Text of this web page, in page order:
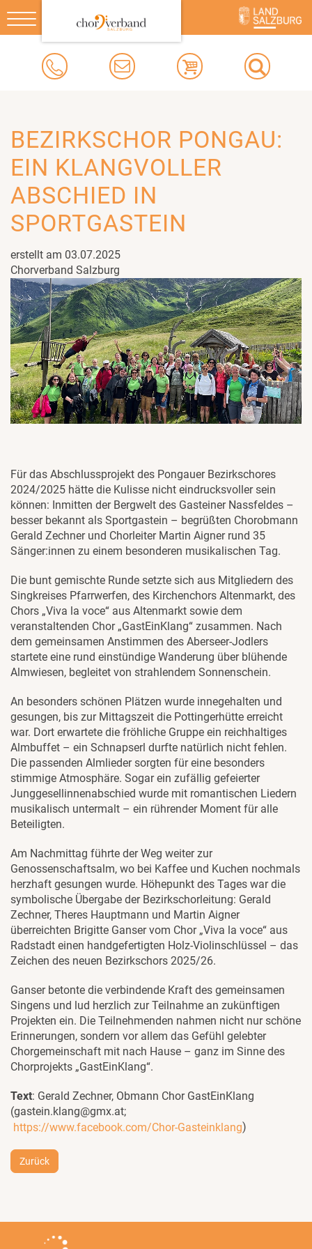
Toggle
navigation
BEZIRKSCHOR PONGAU:
EIN KLANGVOLLER
ABSCHIED IN
SPORTGASTEIN
erstellt am 03.07.2025
Chorverband Salzburg
Für das Abschlussprojekt des Pongauer Bezirkschores
2024/2025 hätte die Kulisse nicht eindrucksvoller sein
können: Inmitten der Bergwelt des Gasteiner Nassfeldes –
besser bekannt als Sportgastein – begrüßten Chorobmann
Gerald Zechner und Chorleiter Martin Aigner rund 35
Sänger:innen zu einem besonderen musikalischen Tag.
Die bunt gemischte Runde setzte sich aus Mitgliedern des
Singkreises Pfarrwerfen, des Kirchenchors Altenmarkt, des
Chors „Viva la voce“ aus Altenmarkt sowie dem
veranstaltenden Chor „GastEinKlang“ zusammen. Nach
dem gemeinsamen Anstimmen des Aberseer-Jodlers
startete eine rund einstündige Wanderung über blühende
Almwiesen, begleitet von strahlendem Sonnenschein.
An besonders schönen Plätzen wurde innegehalten und
gesungen, bis zur Mittagszeit die Pottingerhütte erreicht
war. Dort erwartete die fröhliche Gruppe ein reichhaltiges
Almbuffet – ein Schnapserl durfte natürlich nicht fehlen.
Die passenden Almlieder sorgten für eine besonders
stimmige Atmosphäre. Sogar ein zufällig gefeierter
Junggesellinnenabschied wurde mit romantischen Liedern
musikalisch untermalt – ein rührender Moment für alle
Beteiligten.
Am Nachmittag führte der Weg weiter zur
Genossenschaftsalm, wo bei Kaffee und Kuchen nochmals
herzhaft gesungen wurde. Höhepunkt des Tages war die
symbolische Übergabe der Bezirkschorleitung: Gerald
Zechner, Theres Hauptmann und Martin Aigner
überreichten Brigitte Ganser vom Chor „Viva la voce“ aus
Radstadt einen handgefertigten Holz-Violinschlüssel – das
Zeichen des neuen Bezirkschors 2025/26.
Ganser betonte die verbindende Kraft des gemeinsamen
Singens und lud herzlich zur Teilnahme an zukünftigen
Projekten ein. Die Teilnehmenden nahmen nicht nur schöne
Erinnerungen, sondern vor allem das Gefühl gelebter
Chorgemeinschaft mit nach Hause – ganz im Sinne des
Chorprojekts „GastEinKlang“.
Text: Gerald Zechner, Obmann Chor GastEinKlang
(gastein.klang@gmx.at;
https://www.facebook.com/Chor-Gasteinklang)
Zurück